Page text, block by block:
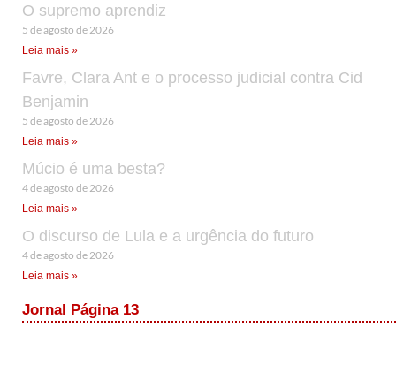
O supremo aprendiz
5 de agosto de 2026
Leia mais »
Favre, Clara Ant e o processo judicial contra Cid
Benjamin
5 de agosto de 2026
Leia mais »
Múcio é uma besta?
4 de agosto de 2026
Leia mais »
O discurso de Lula e a urgência do futuro
4 de agosto de 2026
Leia mais »
Jornal Página 13